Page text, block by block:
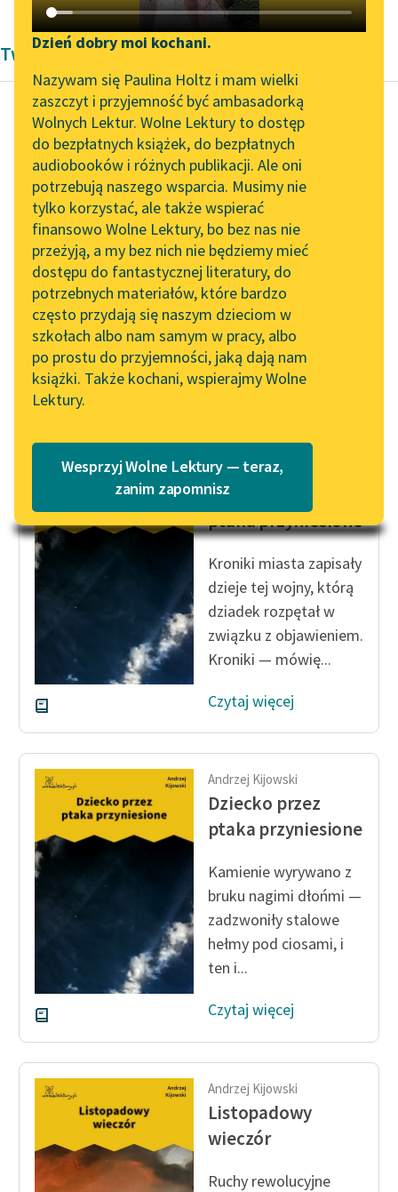
Katalog DAISY
Podkasty o książkach
Zgłoś brak utworu
Aktualności
Zapraszamy na spotkanie
online z tłumaczkami
literatury skandynawskiej
Spotkanie z Katarzyną
Tunkiel w Oslo
Wolne Lektury na 32.
Pol’and’Rock Festivalu
„Kochanek Lady
Chatterley” do słuchania
na Wolnych Lekturach
Nowy audiobook –
„Marzenie o Oriencie”
Lektury szkolne i klasyka
literatury do słuchania dla
uczennic i uczniów z
niepełnosprawnościami
E-kolekcja lektur
szkolnych i literatury do
słuchania dla uczennic i
niepełnosprawnościami
Feministyczne inspiracje.
Popularyzacja
skandynawskiej literatury
feministycznej
Ręce pełne poezji
Kolekcje edukacyjne
lektur szkolnych oraz
Starego Testamentu
Odkurzamy bohaterów
Szkoła Poezji Wolnych
Lektur
Narzędzia
Mapa Wolnych Lektur
Leśmianator
Przewodnik dla piszących i
czytających
API
OAI-PMH
Widget Wolnych Lektur
Przypisy
Katalog w formacie PDF
O nas
O projekcie
Dzień dobry moi kochani.
Nazywam się Paulina Holtz i mam wielki
zaszczyt i przyjemność być ambasadorką
Wolnych Lektur. Wolne Lektury to dostęp
do bezpłatnych książek, do bezpłatnych
audiobooków i różnych publikacji. Ale oni
potrzebują naszego wsparcia. Musimy nie
tylko korzystać, ale także wspierać
finansowo Wolne Lektury, bo bez nas nie
przeżyją, a my bez nich nie będziemy mieć
dostępu do fantastycznej literatury, do
potrzebnych materiałów, które bardzo
często przydają się naszym dzieciom w
szkołach albo nam samym w pracy, albo
po prostu do przyjemności, jaką dają nam
książki. Także kochani, wspierajmy Wolne
Lektury.
Wesprzyj Wolne Lektury — teraz,
zanim zapomnisz
Twórczość Andrzeja Kijowskiego
Andrzej Kijowski
Dziecko przez
ptaka przyniesione
Bajał Dubiel, jak to
zwykle baje gmin.
Stangreta władze
umysłowe stępione
były alkoholem, który
od...
Andrzej Kijowski
Dziecko przez
ptaka przyniesione
Kroniki miasta zapisały
dzieje tej wojny, którą
dziadek rozpętał w
związku z objawieniem.
Kroniki — mówię...
Czytaj więcej
Andrzej Kijowski
Dziecko przez
ptaka przyniesione
Kamienie wyrywano z
bruku nagimi dłońmi —
za­dzwoniły stalowe
hełmy pod ciosami, i
ten i...
Czytaj więcej
Andrzej Kijowski
Listopadowy
wieczór
Ruchy rewolucyjne